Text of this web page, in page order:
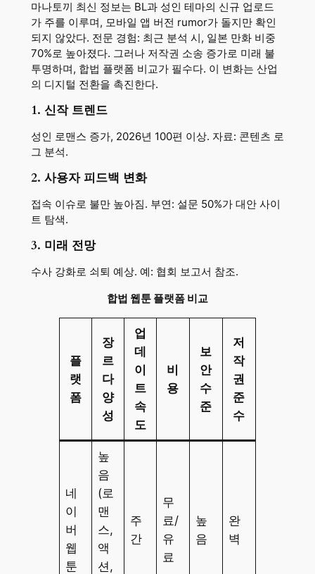
마나토끼 최신 정보는 BL과 성인 테마의 신규 업로드
가 주를 이루며, 모바일 앱 버전 rumor가 돌지만 확인
되지 않았다. 전문 경험: 최근 분석 시, 일본 만화 비중
70%로 높아졌다. 그러나 저작권 소송 증가로 미래 불
투명하며, 합법 플랫폼 비교가 필수다. 이 변화는 산업
의 디지털 전환을 촉진한다.
1. 신작 트렌드
성인 로맨스 증가, 2026년 100편 이상. 자료: 콘텐츠 로
그 분석.
2. 사용자 피드백 변화
접속 이슈로 불만 높아짐. 부연: 설문 50%가 대안 사이
트 탐색.
3. 미래 전망
수사 강화로 쇠퇴 예상. 예: 협회 보고서 참조.
합법 웹툰 플랫폼 비교
플
랫
폼
장
르
다
양
성
업
데
이
트
속
도
비
용
보
안
수
준
저
작
권
준
수
네
이
버
웹
툰
높
음
(로
맨
스,
액
션,
주
간
무
료/
유
료
높
음
완
벽